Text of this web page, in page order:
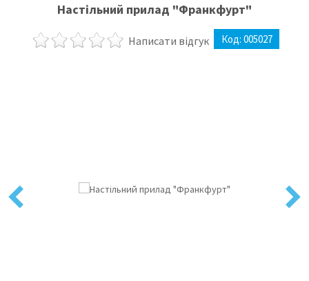
Настільний прилад "Франкфурт"
Написати відгук Код: 005027
Previous Next